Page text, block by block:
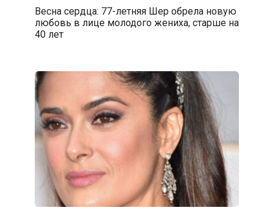
Весна сердца: 77-летняя Шер обрела новую
любовь в лице молодого жениха, старше на
40 лет